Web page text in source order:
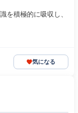
を積極的に吸収し、
気になる